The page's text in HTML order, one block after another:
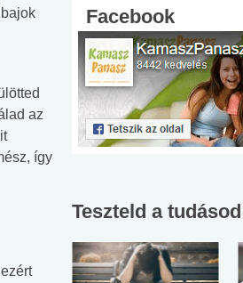
az
így
Facebook
Teszteld a